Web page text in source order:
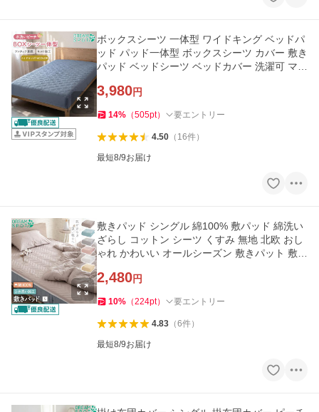
ボックスシーツ 一体型 ワイドキング ベッドパ
ッド パッド一体型 ボックスシーツ カバー 敷き
パッド ベッドシーツ ベッドカバー 洗濯可 マチ
3,980円
14% （505pt） 要エントリー
4.50（ 16件）
最短8/9お届け
敷きパッド シングル 綿100% 敷パッド 綿洗い
ざらし コットン シーツ くすみ 無地 北欧 おし
ゃれ かわいい オールシーズン 敷きパット 敷パ
2,480円
10% （224pt） 要エントリー
4.83（6件）
最短8/9お届け